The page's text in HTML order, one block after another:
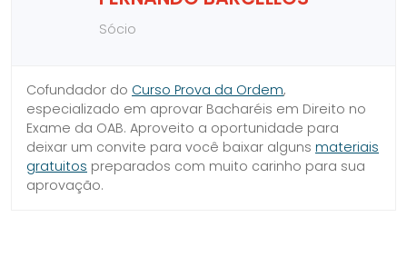
Sócio
Cofundador do Curso Prova da Ordem,
especializado em aprovar Bacharéis em Direito no
Exame da OAB. Aproveito a oportunidade para
deixar um convite para você baixar alguns materiais
gratuitos preparados com muito carinho para sua
aprovação.